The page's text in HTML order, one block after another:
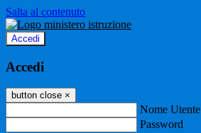
Salta al contenuto
Accedi
Accedi
button close ×
Nome Utente
Password